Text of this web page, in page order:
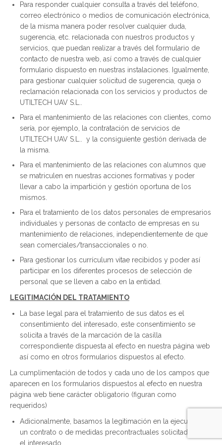
Para responder cualquier consulta a través del teléfono,
correo electrónico o medios de comunicación electrónica,
de la misma manera poder resolver cualquier duda,
sugerencia, etc. relacionada con nuestros productos y
servicios, que puedan realizar a través del formulario de
contacto de nuestra web, así como a través de cualquier
formulario dispuesto en nuestras instalaciones. Igualmente,
para gestionar cualquier solicitud de sugerencia, queja o
reclamación relacionada con los servicios y productos de
UTILTECH UAV S.L..
Para el mantenimiento de las relaciones con clientes, como
sería, por ejemplo, la contratación de servicios de
UTILTECH UAV S.L.. y la consiguiente gestión derivada de
la misma.
Para el mantenimiento de las relaciones con alumnos que
se matriculen en nuestras acciones formativas y poder
llevar a cabo la impartición y gestión oportuna de los
mismos.
Para el tratamiento de los datos personales de empresarios
individuales y personas de contacto de empresas en su
mantenimiento de relaciones, independientemente de que
sean comerciales/transaccionales o no.
Para gestionar los currículum vitae recibidos y poder así
participar en los diferentes procesos de selección de
personal que se lleven a cabo en la entidad.
LEGITIMACIÓN DEL TRATAMIENTO
La base legal para el tratamiento de sus datos es el
consentimiento del interesado, este consentimiento se
solicita a través de la marcación de la casilla
correspondiente dispuesta al efecto en nuestra página web
así como en otros formularios dispuestos al efecto.
La cumplimentación de todos y cada uno de los campos que
aparecen en los formularios dispuestos al efecto en nuestra
página web tiene carácter obligatorio (figuran como
requeridos)
Adicionalmente, basamos la legitimación en la ejecución de
un contrato o de medidas precontractuales solicitadas por
el interesado.